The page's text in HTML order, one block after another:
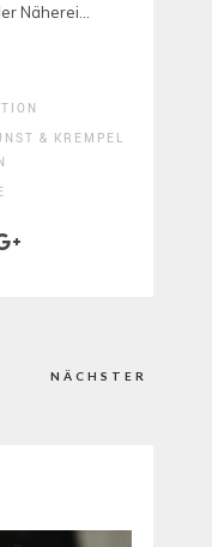
Näherei…
& KREMPEL
NÄCHSTER